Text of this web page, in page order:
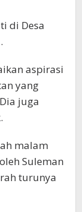
di Desa
aspirasi
yang
juga
malam
Suleman
turunya